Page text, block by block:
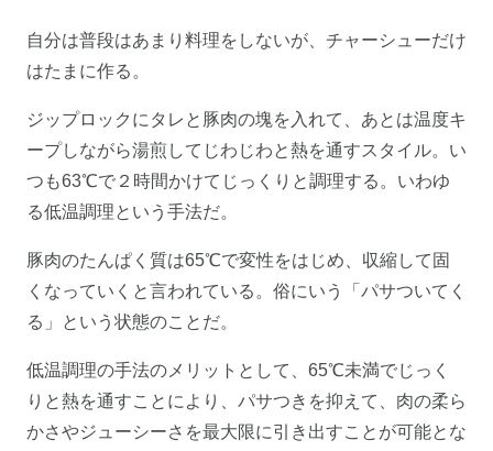
自分は普段はあまり料理をしないが、チャーシューだけ
はたまに作る。
ジップロックにタレと豚肉の塊を入れて、あとは温度キ
ープしながら湯煎してじわじわと熱を通すスタイル。い
つも63℃で２時間かけてじっくりと調理する。いわゆ
る低温調理という手法だ。
豚肉のたんぱく質は65℃で変性をはじめ、収縮して固
くなっていくと言われている。俗にいう「パサついてく
る」という状態のことだ。
低温調理の手法のメリットとして、65℃未満でじっく
りと熱を通すことにより、パサつきを抑えて、肉の柔ら
かさやジューシーさを最大限に引き出すことが可能とな